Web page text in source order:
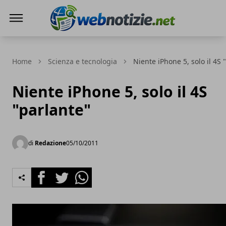
Home Scienza e tecnologia Niente iPhone 5, solo il 4S
Niente iPhone 5, solo il 4S
"parlante"
di Redazione05/10/2011
FacebookTwitterWhatsapp